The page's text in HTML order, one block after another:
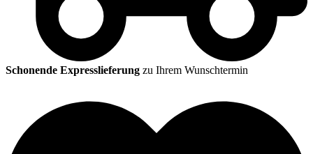
Schonende Expresslieferung zu Ihrem Wunschtermin